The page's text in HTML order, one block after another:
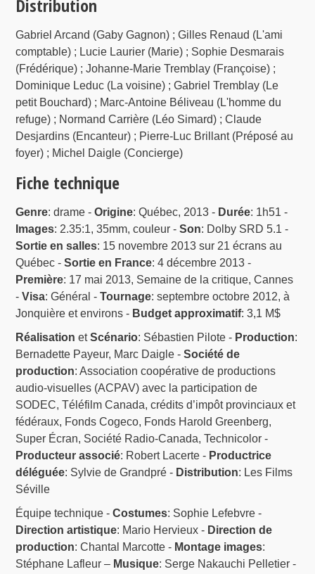
Distribution
Gabriel Arcand (Gaby Gagnon) ; Gilles Renaud (L'ami
comptable) ; Lucie Laurier (Marie) ; Sophie Desmarais
(Frédérique) ; Johanne-Marie Tremblay (Françoise) ;
Dominique Leduc (La voisine) ; Gabriel Tremblay (Le
petit Bouchard) ; Marc-Antoine Béliveau (L'homme du
refuge) ; Normand Carrière (Léo Simard) ; Claude
Desjardins (Encanteur) ; Pierre-Luc Brillant (Préposé au
foyer) ; Michel Daigle (Concierge)
Fiche technique
Genre: drame -Origine: Québec, 2013 - Durée: 1h51 -
Images: 2.35:1, 35mm, couleur -Son: Dolby SRD 5.1 -
Sortie en salles: 15 novembre 2013 sur 21 écrans au
Québec -Sortie en France: 4 décembre 2013 -
Première: 17 mai 2013, Semaine de la critique, Cannes
-Visa: Général -Tournage: septembre octobre 2012, à
Jonquière et environs - Budget approximatif: 3,1 M$
Réalisation etScénario: Sébastien Pilote - Production:
Bernadette Payeur, Marc Daigle -Société de
production: Association coopérative de productions
audio-visuelles (ACPAV) avec la participation de
SODEC, Téléfilm Canada, crédits d’impôt provinciaux et
fédéraux, Fonds Cogeco, Fonds Harold Greenberg,
Super Écran, Société Radio-Canada, Technicolor -
Producteur associé: Robert Lacerte - Productrice
déléguée: Sylvie de Grandpré - Distribution: Les Films
Séville
Équipe technique -Costumes: Sophie Lefebvre -
Direction artistique: Mario Hervieux - Direction de
production: Chantal Marcotte - Montage images:
Stéphane Lafleur – Musique: Serge Nakauchi Pelletier -